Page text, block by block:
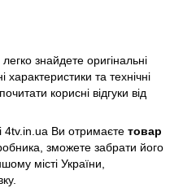
знайдете оригінальні
характеристики та технічні
корисні відгуки від
4tv.in.ua Ви отримаєте товар
зможете забрати його
місті України,